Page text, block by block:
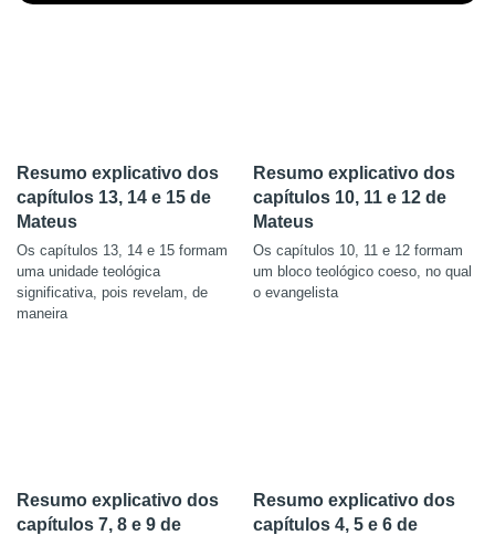
Resumo explicativo dos
capítulos 13, 14 e 15 de
Mateus
Os capítulos 13, 14 e 15 formam
uma unidade teológica
significativa, pois revelam, de
maneira
Resumo explicativo dos
capítulos 10, 11 e 12 de
Mateus
Os capítulos 10, 11 e 12 formam
um bloco teológico coeso, no qual
o evangelista
Resumo explicativo dos
capítulos 7, 8 e 9 de
Resumo explicativo dos
capítulos 4, 5 e 6 de